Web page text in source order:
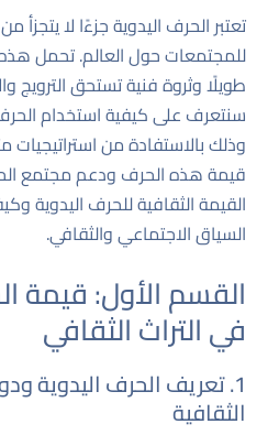
تعتبر الحرف اليدوية جزءًا لا يتجزأ
للمجتمعات حول العالم. تحمل هذه
طويلًا وثروة فنية تستحق الترويج
سنتعرف على كيفية استخدام الحرف
وذلك بالاستفادة من
قيمة هذه الحرف ودعم مجتمع
القيمة الثقافية للحرف اليدوية
السياق الاجتماعي والثقافي.
القسم الأول: قيمة
في التراث الثقافي
1. تعريف الحرف اليدوية
الثقافية